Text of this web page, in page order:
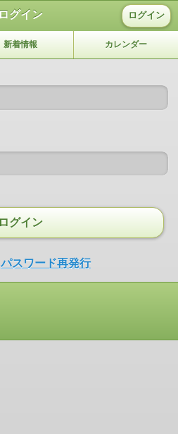
ログイン ログイン
新着情報 カレンダー
ログイン
パスワード再発行